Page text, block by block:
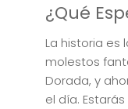
¿Qué
La historia es
molestos
Dorada, y
el día.